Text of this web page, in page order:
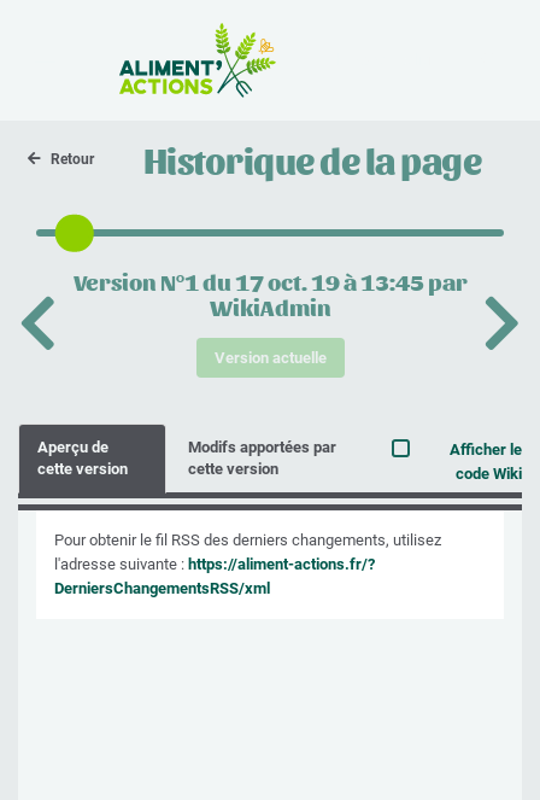
Retour Historique de la page
Version N°1 du 17 oct. 19 à 13:45 par
WikiAdmin
Version actuelle
Aperçu de
cette version
Modifs apportées par
cette version
Afficher le
code Wiki